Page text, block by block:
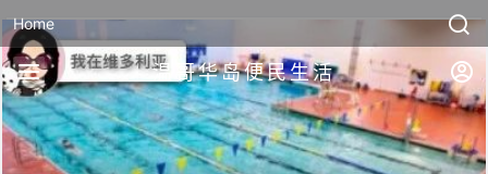
Home
温哥华岛便民生活